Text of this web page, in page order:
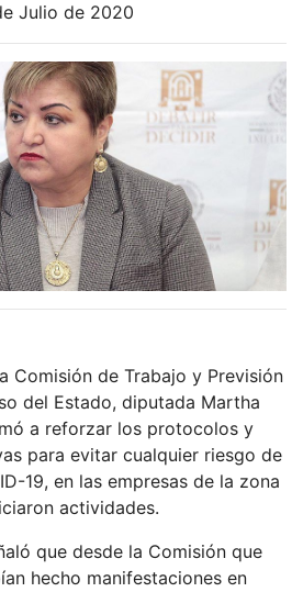
Julio de 2020
Comisión de Trabajo y Previsión
del Estado, diputada Martha
a reforzar los protocolos y
para evitar cualquier riesgo de
19, en las empresas de la zona
actividades.
que desde la Comisión que
hecho manifestaciones en